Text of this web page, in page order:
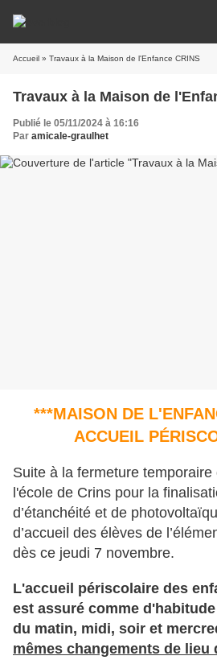
Accueil » Travaux à la Maison de l'Enfance CRINS
Travaux à la Maison de
Publié le 05/11/2024 à 16:16
Par amicale-graulhet
***MAISON DE
ACCUEIL
Suite à la fermeture
l'école de Crins pour la
d’étanchéité et de
d’accueil des élèves de
dès ce jeudi 7 novembre.
L'accueil périscolaire des
est assuré comme
du matin, midi, soir et
mêmes changements de lieu